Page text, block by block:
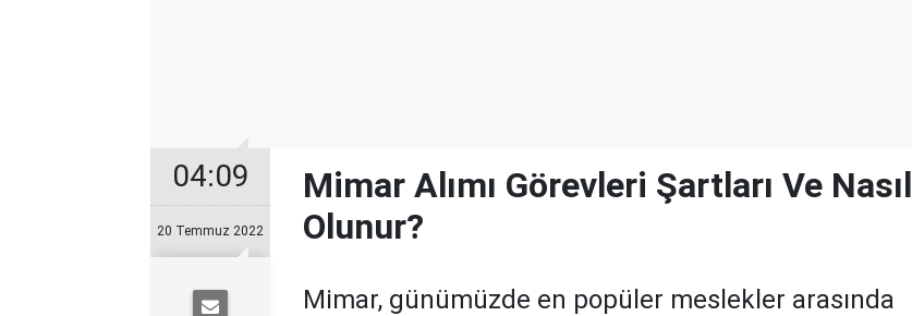
04:09
20 Temmuz 2022
Mimar Alımı Görevleri Şartları Ve Nasıl
Olunur?
Mimar, günümüzde en popüler meslekler arasında